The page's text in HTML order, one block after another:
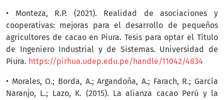
• Monteza, R.P. (2021). Realidad de asociaciones y
cooperativas: mejoras para el desarrollo de pequeños
agricultores de cacao en Piura. Tesis para optar el Título
de Ingeniero Industrial y de Sistemas. Universidad de
Piura. https://pirhua.udep.edu.pe/handle/11042/4834
• Morales, O.; Borda, A.; Argandoña, A.; Farach, R.; García
Naranjo, L.; Lazo, K. (2015). La alianza cacao Perú y la